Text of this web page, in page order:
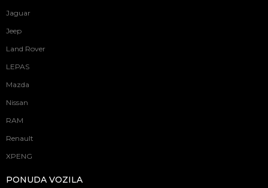
Jaguar
Jeep
Land Rover
LEPAS
Mazda
Nissan
RAM
Renault
XPENG
PONUDA VOZILA